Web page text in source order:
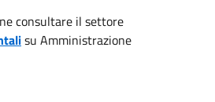
consultare il settore
su Amministrazione